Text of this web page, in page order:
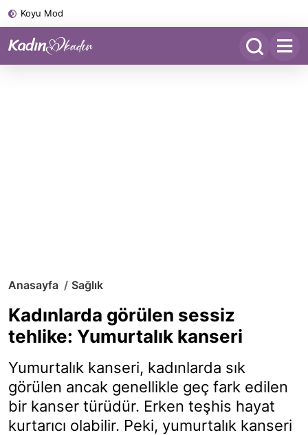
Koyu Mod
Anasayfa Sağlık
Kadınlarda görülen sessiz
tehlike: Yumurtalık kanseri
Yumurtalık kanseri, kadınlarda sık
görülen ancak genellikle geç fark edilen
bir kanser türüdür. Erken teşhis hayat
kurtarıcı olabilir. Peki, yumurtalık kanseri